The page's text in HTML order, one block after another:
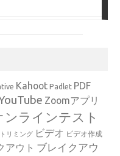
Kahoot Padlet PDF
Zoomアプリ
ンラインテスト
トリミング ビデオ ビデオ作成
アウト ブレイクアウ